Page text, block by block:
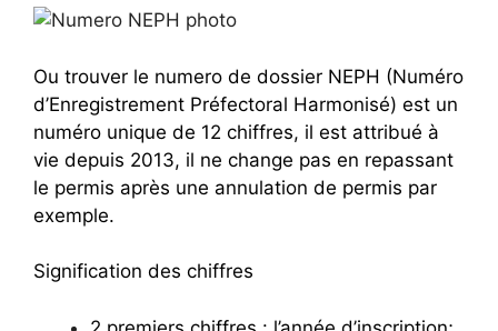
Ou trouver le numero de dossier NEPH (Numéro
d’Enregistrement Préfectoral Harmonisé) est un
numéro unique de 12 chiffres, il est attribué à
vie depuis 2013, il ne change pas en repassant
le permis après une annulation de permis par
exemple.
Signification des chiffres